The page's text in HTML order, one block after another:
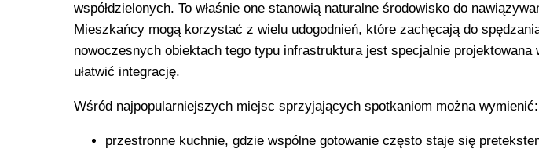
współdzielonych. To właśnie one stanowią naturalne środowisko do
Mieszkańcy mogą korzystać z wielu udogodnień, które zachęcają do
nowoczesnych obiektach tego typu infrastruktura jest specjalnie
ułatwić integrację.
Wśród najpopularniejszych miejsc sprzyjających spotkaniom można wymienić:
przestronne kuchnie, gdzie wspólne gotowanie często staje się